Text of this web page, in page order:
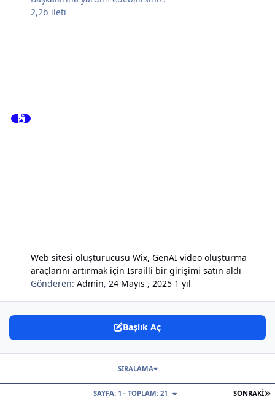
2,2b ileti
Web sitesi oluşturucusu Wix, GenAI video oluşturma
araçlarını artırmak için İsrailli bir girişimi satın aldı
Gönderen:Admin,24 Mayıs , 2025 1 yıl
Başlık Aç
SONRAKI
SAYFA: 1 - TOPLAM: 21
SIRALAMA